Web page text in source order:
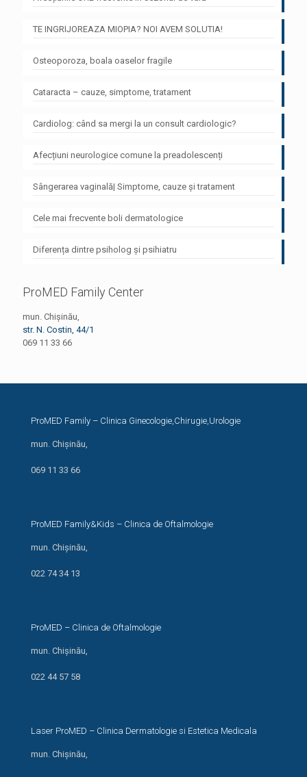
TE INGRIJOREAZA MIOPIA? NOI AVEM SOLUTIA!
Osteoporoza, boala oaselor fragile
Cataracta – cauze, simptome, tratament
Cardiolog: când sa mergi la un consult cardiologic?
Afecțiuni neurologice comune la preadolescenți
Sângerarea vaginală| Simptome, cauze și tratament
Cele mai frecvente boli dermatologice
Diferența dintre psiholog și psihiatru
ProMED Family Center
mun. Chișinău,
str. N. Costin, 44/1
069 11 33 66
ProMED Family – Clinica Ginecologie,Chirugie,Urologie
mun. Chișinău,
069 11 33 66
ProMED Family&Kids – Clinica de Oftalmologie
mun. Chișinău,
022 74 34 13
ProMED – Clinica de Oftalmologie
mun. Chișinău,
022 44 57 58
Laser ProMED – Clinica Dermatologie si Estetica Medicala
mun. Chișinău,